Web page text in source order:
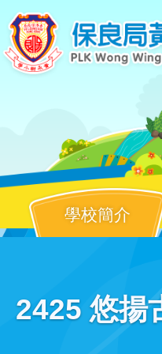
移至主內容
navigation
學校簡介
2425 悠揚